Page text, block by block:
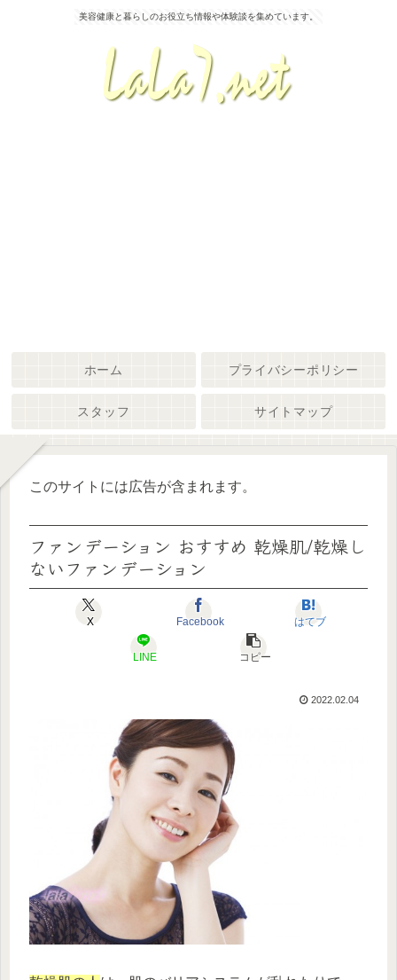
美容健康と暮らしのお役立ち情報や体験談を集めています。
ホーム プライバシーポリシー
スタッフ サイトマップ
このサイトには広告が含まれます。
ファンデーション おすすめ 乾燥肌/乾燥し
ないファンデーション
X Facebook はてブ
LINE コピー
2022.02.04